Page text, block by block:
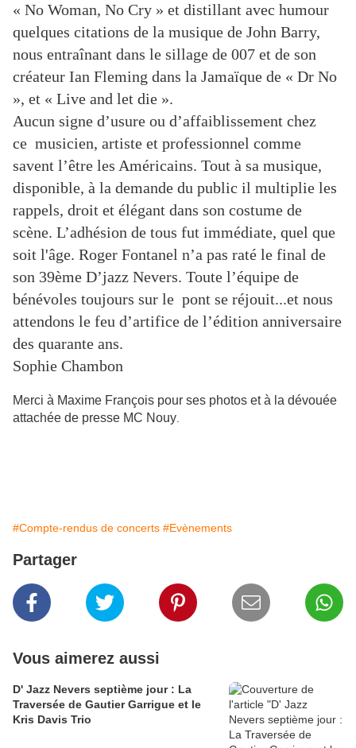
« No Woman, No Cry » et distillant avec humour
quelques citations de la musique de John Barry,
nous entraînant dans le sillage de 007 et de son
créateur Ian Fleming dans la Jamaïque de « Dr No
», et « Live and let die ».
Aucun signe d’usure ou d’affaiblissement chez
ce musicien, artiste et professionnel comme
savent l’être les Américains. Tout à sa musique,
disponible, à la demande du public il multiplie les
rappels, droit et élégant dans son costume de
scène. L’adhésion de tous fut immédiate, quel que
soit l'âge. Roger Fontanel n’a pas raté le final de
son 39ème D’jazz Nevers. Toute l’équipe de
bénévoles toujours sur le pont se réjouit...et nous
attendons le feu d’artifice de l’édition anniversaire
des quarante ans.
Sophie Chambon
Merci à Maxime François pour ses photos et à la dévouée
attachée de presse MC Nouy
#Compte-rendus de concerts #Evènements
Partager
Vous aimerez aussi
D' Jazz Nevers septième jour : La
Traversée de Gautier Garrigue et le
Kris Davis Trio